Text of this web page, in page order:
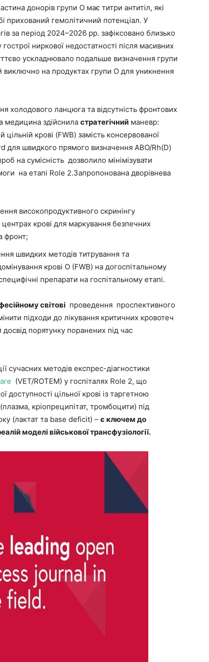
донорів групи О має титри антитіл, які
прихований гемолітичний потенціал. У
за період 2024–2026 рр. зафіксовано близько
ниркової недостатності після масивних
ускладнювало подальше визначення групи
виключно на продуктах групи О для уникнення
холодового ланцюга та відсутність фронтових
медицина здійснила стратегічний маневр:
цільній крові (FWB) замість консервованої
для швидкого прямого визначення ABO/Rh(D)
на сумісність дозволило мінімізувати
на етапі Role 2.Запропонована дворівнева
високопродуктивного скринінгу
центрах крові для маркування безпечних
фронт;
швидких методів титрування та
крові О (FWB) на догоспітальному
препарати на госпітальному етапі.
світові проведення проспективного
підходи до лікування критичних кровотеч
порятунку поранених під час
сучасних методів експрес-діагностики
(VET/ROTEM) у госпіталях Role 2, що
доступності цільної крові із таргетною
кріопреципітат, тромбоцити) під
(лактат та base deficit) – є ключем до
моделі військової трансфузіології.